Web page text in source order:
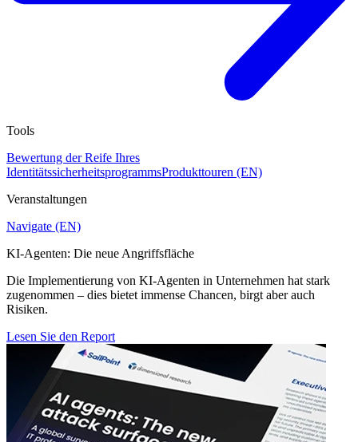
Tools
Bewertung der Reife Ihres
IdentitätssicherheitsprogrammsProdukttouren (EN)
Veranstaltungen
Navigate (EN)
KI-Agenten: Die neue Angriffsfläche
Die Implementierung von KI-Agenten in Unternehmen hat stark
zugenommen – dies bietet immense Chancen, birgt aber auch
Risiken.
Lesen Sie den Report